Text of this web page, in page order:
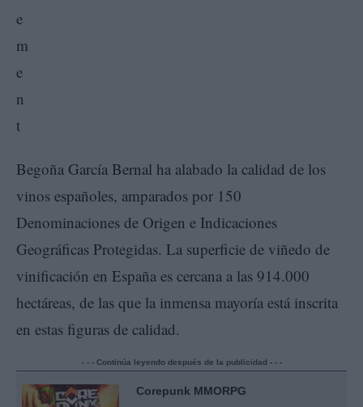
Begoña García Bernal ha alabado la calidad de los
vinos españoles, amparados por 150
Denominaciones de Origen e Indicaciones
Geográficas Protegidas. La superficie de viñedo de
vinificación en España es cercana a las 914.000
hectáreas, de las que la inmensa mayoría está inscrita
en estas figuras de calidad.
- - - Continúa leyendo después de la publicidad - - -
Corepunk MMORPG